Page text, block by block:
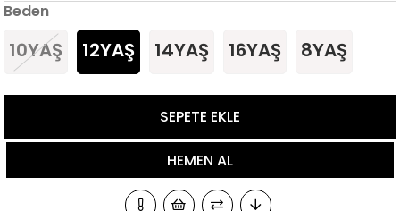
Beden
10YAŞ 12YAŞ 14YAŞ 16YAŞ 8YAŞ